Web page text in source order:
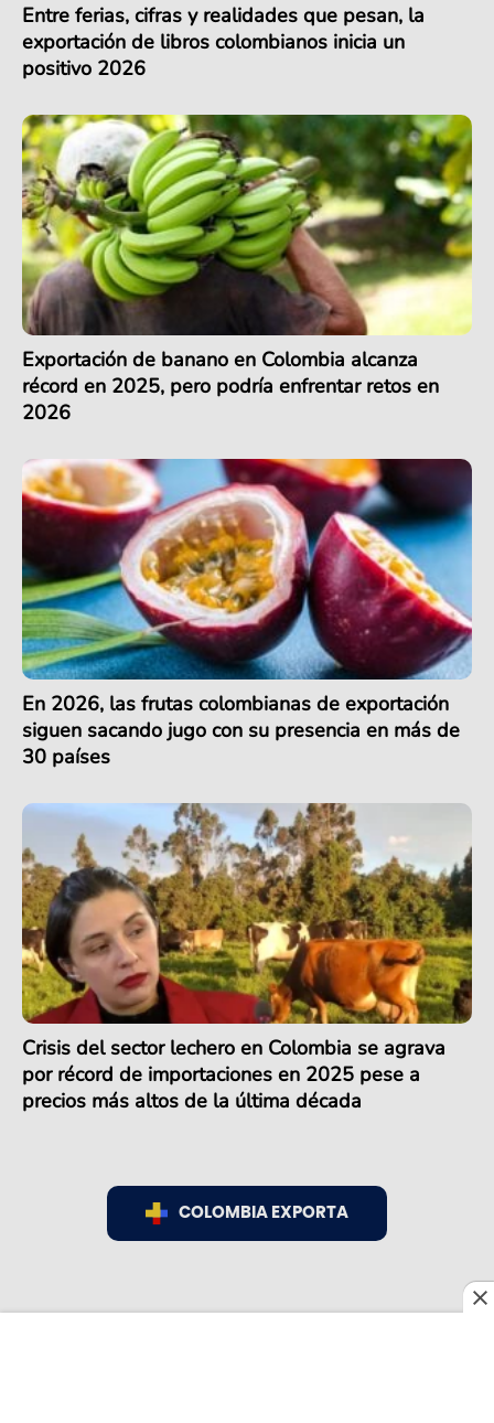
Entre ferias, cifras y realidades que pesan, la
exportación de libros colombianos inicia un
positivo 2026
Exportación de banano en Colombia alcanza
récord en 2025, pero podría enfrentar retos en
2026
En 2026, las frutas colombianas de exportación
siguen sacando jugo con su presencia en más de
30 países
Crisis del sector lechero en Colombia se agrava
por récord de importaciones en 2025 pese a
precios más altos de la última década
COLOMBIA EXPORTA